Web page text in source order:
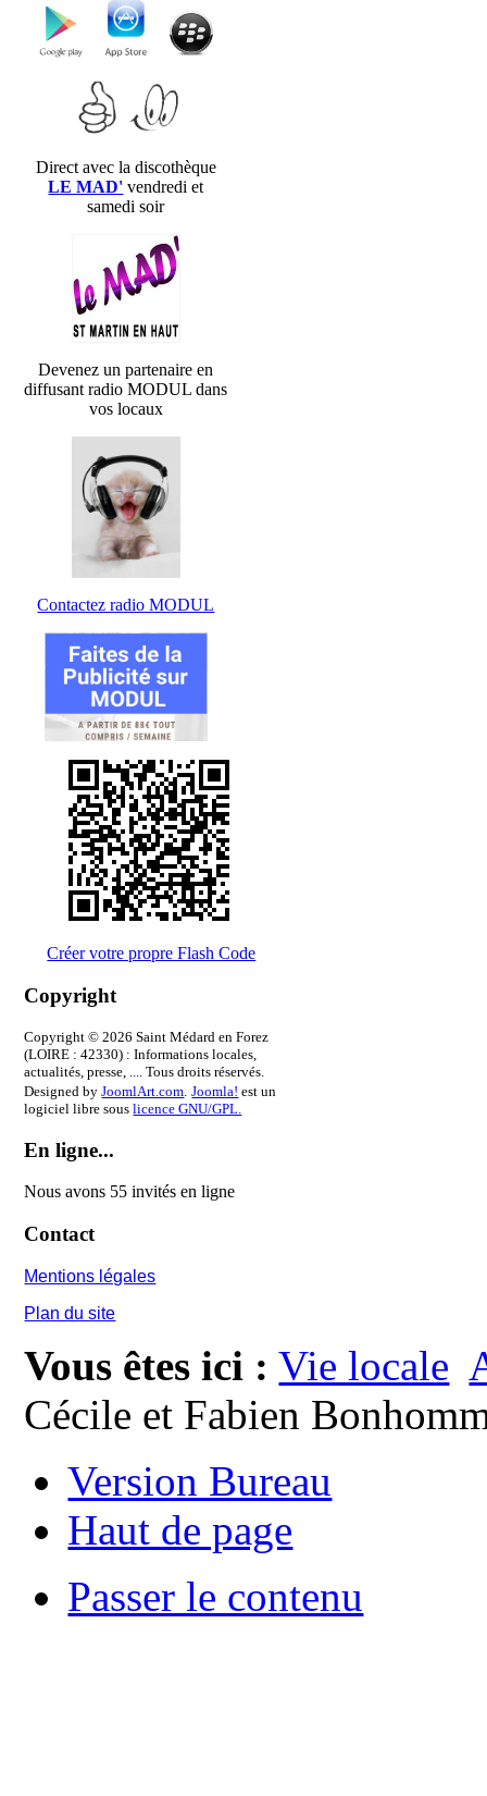
Direct avec la discothèque
LE MAD' vendredi et
samedi soir
Devenez un partenaire en
diffusant radio MODUL dans
vos locaux
Contactez radio MODUL
Créer votre propre Flash Code
Copyright
Copyright © 2026 Saint Médard en Forez
(LOIRE : 42330) : Informations locales,
actualités, presse, .... Tous droits réservés.
Designed byJoomlArt.com Joomla! est un
logiciel libre souslicence GNU/GPL.
En ligne...
Nous avons 55 invités en ligne
Contact
Mentions légales
Plan du site
Vous êtes ici : Vie locale
Cécile et Fabien
Version Bureau
Haut de page
Passer le contenu